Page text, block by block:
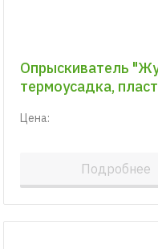
Опрыскиватель
термоусадка,
Цена:
Подробнее